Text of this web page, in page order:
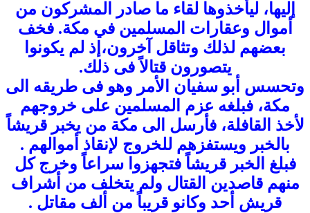
إليها، ليأخذوها لقاء ما صادر المشركون من
أموال وعقارات المسلمين في مكة. فخف
بعضهم لذلك وتثاقل آخرون،إذ لم يكونوا
يتصورون قتالاً فى ذلك.
وتحسس أبو سفيان الأمر وهو فى طريقه الى
مكة، فبلغه عزم المسلمين على خروجهم
لأخذ القافلة، فأرسل الى مكة من يخبر قريشاً
بالخبر ويستفزهم للخروج لإنقاذ أموالهم .
فبلغ الخبر قريشاً فتجهزوا سراعاً وخرج كل
منهم قاصدين القتال ولم يتخلف من أشراف
قريش أحد وكانو قريباً من ألف مقاتل .